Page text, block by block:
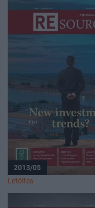
2013/05
Letöltés